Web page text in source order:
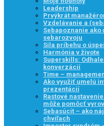
Leadership
Prvýkrát
Vzdelávanie a
Sebapoznanie ako
sebarozvoju
Sila príbehu o
Harmónia v živote
Superskills:
konverzácií
Time –
Ako využiť umelú
prezentácií
Rastové
môže pomôcť
Sebasúcit – ako
chvíľach